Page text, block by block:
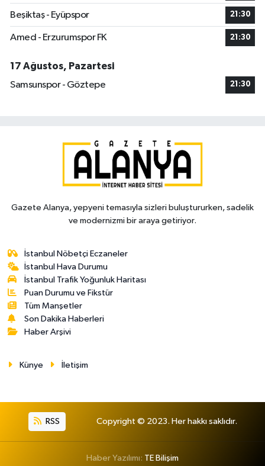
Beşiktaş - Eyüpspor 21:30
Amed - Erzurumspor FK 21:30
17 Ağustos, Pazartesi
Samsunspor - Göztepe
21:30
Gazete Alanya, yepyeni temasıyla sizleri buluştururken, sadelik
ve modernizmi bir araya getiriyor.
İstanbul Nöbetçi Eczaneler
İstanbul Hava Durumu
İstanbul Trafik Yoğunluk Haritası
Puan Durumu ve Fikstür
Tüm Manşetler
Son Dakika Haberleri
Haber Arşivi
Künye İletişim
RSS Copyright © 2023. Her hakkı saklıdır.
Haber Yazılımı: TE Bilişim